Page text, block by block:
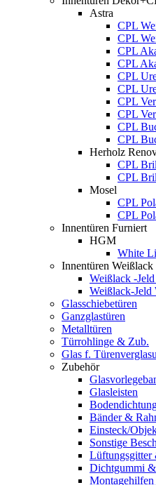
Astra
CPL
CPL
CPL
CPL
CPL
CPL
CPL
CPL
CPL
CPL
Herholz
CPL
CPL
Mosel
CPL
CPL
Innentüren Furniert
HGM
White
Innentüren Weißlack
Weißlack -
Weißlack-Jeld
Glasschiebetüren
Ganzglastüren
Metalltüren
Türrohlinge & Zub.
Glas f.
Zubehör
Glasleisten
Bänder &
Einsteck/
Sonstige
Lüftungsgitter
Dichtgummi